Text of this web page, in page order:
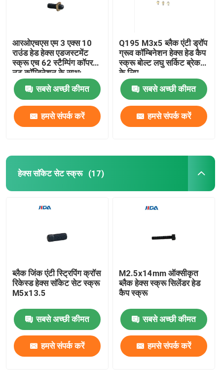
घर
फ़ैक्टरी टूर
गुणवत्ता नियंत्रण
हमसे संपर्क करें
आरओएचएस एम 3 एक्स 10
राउंड हेड हेक्स एडजस्टमेंट
स्क्रू एच 62 स्टैम्पिंग कॉपर
नट कॉम्बिनेशन के साथ:
सबसे अच्छी कीमत
हमसे संपर्क करें
Q195 M3x5 ब्लैक एंटी ड्रॉप
ग्रूव कॉम्बिनेशन हेक्स हेड कैप
स्क्रू बोल्ट लघु सर्किट ब्रेकर
के लिए
सबसे अच्छी कीमत
हमसे संपर्क करें
हेक्स सॉकेट सेट स्क्रू (17)
ब्लैक जिंक एंटी स्ट्रिपिंग क्रॉस
रिकेस्ड हेक्स सॉकेट सेट स्क्रू
M5x13.5
सबसे अच्छी कीमत
हमसे संपर्क करें
M2.5x14mm ऑक्सीकृत
ब्लैक हेक्स स्क्रू सिलेंडर हेड
कैप स्क्रू
सबसे अच्छी कीमत
हमसे संपर्क करें